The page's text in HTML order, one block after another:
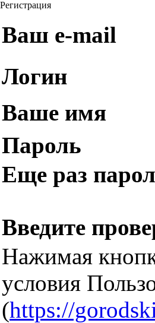
Регистрация
Ваш e-mail
Логин
Ваше имя
Пароль
Еще раз
Введите
Нажимая
условия
(https://